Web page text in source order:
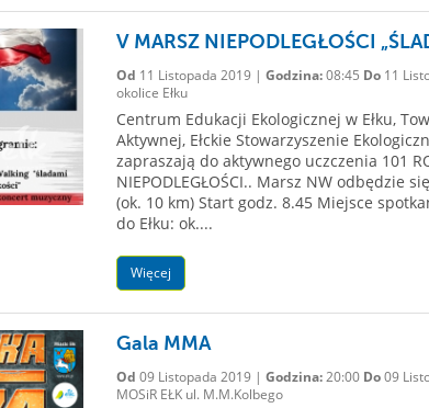
V MARSZ NIEPODLEGŁOŚCI
Od 11 Listopada 2019 | Godzina:08:45 Do11
okolice Ełku
Centrum Edukacji Ekologicznej w Ełku,
Aktywnej, Ełckie Stowarzyszenie
zapraszają do aktywnego uczczenia 101
NIEPODLEGŁOŚCI.. Marsz NW odbędzie
(ok. 10 km) Start godz. 8.45 Miejsce
do Ełku: ok....
Więcej
Gala MMA
Od 09 Listopada 2019 | Godzina:20:00 Do09
MOSiR EŁK ul. M.M.Kolbego